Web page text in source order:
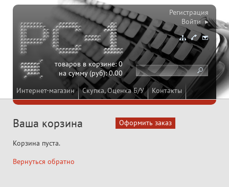
Интернет-магазин Скупка, Оценка Б/У Контакты
товаров в корзине:0
на сумму (руб):0.00
Регистрация
Войти ▸
Ваша корзина
Корзина пуста.
Вернуться обратно